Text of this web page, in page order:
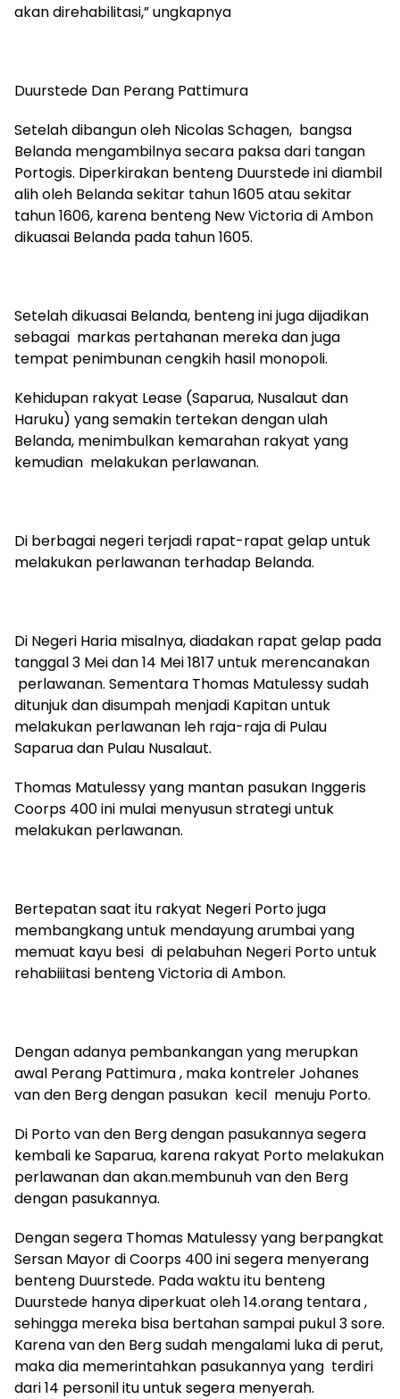
akan direhabilitasi,” ungkapnya
Duurstede Dan Perang Pattimura
Setelah dibangun oleh Nicolas Schagen, bangsa
Belanda mengambilnya secara paksa dari tangan
Portogis. Diperkirakan benteng Duurstede ini diambil
alih oleh Belanda sekitar tahun 1605 atau sekitar
tahun 1606, karena benteng New Victoria di Ambon
dikuasai Belanda pada tahun 1605.
Setelah dikuasai Belanda, benteng ini juga dijadikan
sebagai markas pertahanan mereka dan juga
tempat penimbunan cengkih hasil monopoli.
Kehidupan rakyat Lease (Saparua, Nusalaut dan
Haruku) yang semakin tertekan dengan ulah
Belanda, menimbulkan kemarahan rakyat yang
kemudian melakukan perlawanan.
Di berbagai negeri terjadi rapat-rapat gelap untuk
melakukan perlawanan terhadap Belanda.
Di Negeri Haria misalnya, diadakan rapat gelap pada
tanggal 3 Mei dan 14 Mei 1817 untuk merencanakan
perlawanan. Sementara Thomas Matulessy sudah
ditunjuk dan disumpah menjadi Kapitan untuk
melakukan perlawanan leh raja-raja di Pulau
Saparua dan Pulau Nusalaut.
Thomas Matulessy yang mantan pasukan Inggeris
Coorps 400 ini mulai menyusun strategi untuk
melakukan perlawanan.
Bertepatan saat itu rakyat Negeri Porto juga
membangkang untuk mendayung arumbai yang
memuat kayu besi di pelabuhan Negeri Porto untuk
rehabiiitasi benteng Victoria di Ambon.
Dengan adanya pembankangan yang merupkan
awal Perang Pattimura , maka kontreler Johanes
van den Berg dengan pasukan kecil menuju Porto.
Di Porto van den Berg dengan pasukannya segera
kembali ke Saparua, karena rakyat Porto melakukan
perlawanan dan akan.membunuh van den Berg
dengan pasukannya.
Dengan segera Thomas Matulessy yang berpangkat
Sersan Mayor di Coorps 400 ini segera menyerang
benteng Duurstede. Pada waktu itu benteng
Duurstede hanya diperkuat oleh 14.orang tentara ,
sehingga mereka bisa bertahan sampai pukul 3 sore.
Karena van den Berg sudah mengalami luka di perut,
maka dia memerintahkan pasukannya yang terdiri
dari 14 personil itu untuk segera menyerah.